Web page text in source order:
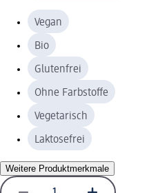
Vegan
Bio
Glutenfrei
Ohne Farbstoffe
Vegetarisch
Laktosefrei
Weitere Produktmerkmale